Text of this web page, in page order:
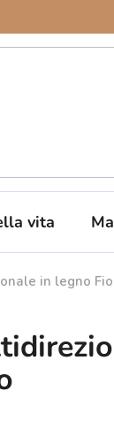
vita
in legno